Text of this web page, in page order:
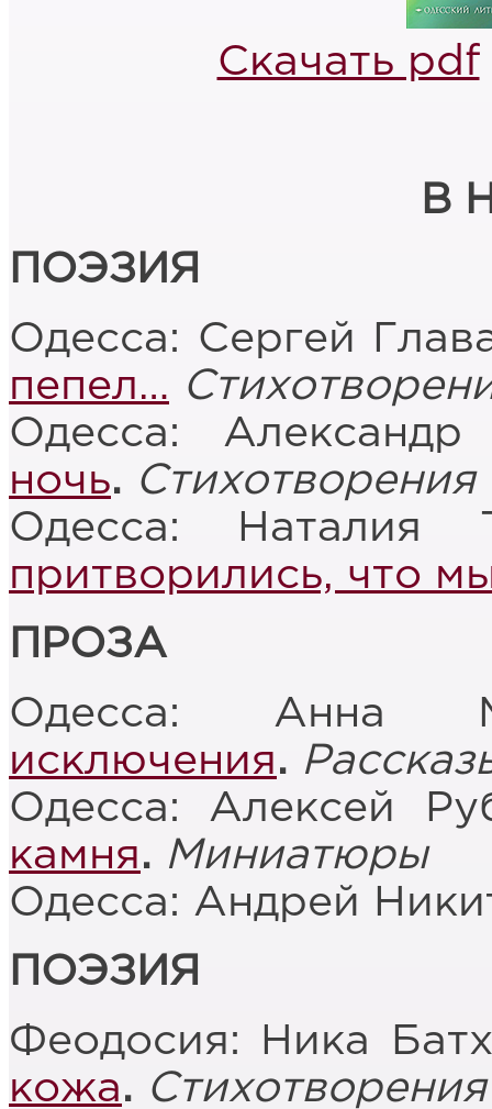
Скачать pdf
В
ПОЭЗИЯ
Одесса: Сергей
пепел…
Одесса: Александр
ночь. Стихотворения
Одесса: Наталия
притворились, что
ПРОЗА
Одесса: Анна
исключения.
Одесса: Алексей
камня. Миниатюры
Одесса: Андрей
ПОЭЗИЯ
Феодосия: Ника
кожа. Стихотворения